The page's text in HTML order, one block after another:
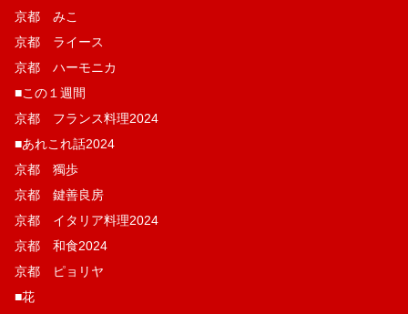
京都 みこ
京都 ライース
京都 ハーモニカ
■この１週間
京都 フランス料理2024
■あれこれ話2024
京都 獨歩
京都 鍵善良房
京都 イタリア料理2024
京都 和食2024
京都 ピョリヤ
■花